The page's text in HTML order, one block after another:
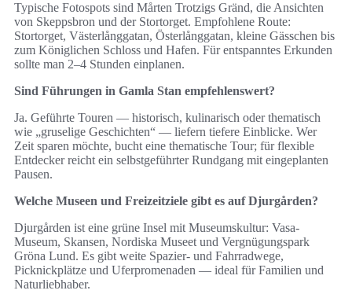
Typische Fotospots sind Mårten Trotzigs Gränd, die Ansichten
von Skeppsbron und der Stortorget. Empfohlene Route:
Stortorget, Västerlånggatan, Österlånggatan, kleine Gässchen bis
zum Königlichen Schloss und Hafen. Für entspanntes Erkunden
sollte man 2–4 Stunden einplanen.
Sind Führungen in Gamla Stan empfehlenswert?
Ja. Geführte Touren — historisch, kulinarisch oder thematisch
wie „gruselige Geschichten“ — liefern tiefere Einblicke. Wer
Zeit sparen möchte, bucht eine thematische Tour; für flexible
Entdecker reicht ein selbstgeführter Rundgang mit eingeplanten
Pausen.
Welche Museen und Freizeitziele gibt es auf Djurgården?
Djurgården ist eine grüne Insel mit Museumskultur: Vasa-
Museum, Skansen, Nordiska Museet und Vergnügungspark
Gröna Lund. Es gibt weite Spazier- und Fahrradwege,
Picknickplätze und Uferpromenaden — ideal für Familien und
Naturliebhaber.